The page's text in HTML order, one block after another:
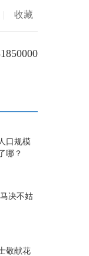
| 收藏
口规模
哪？
决不姑
敬献花